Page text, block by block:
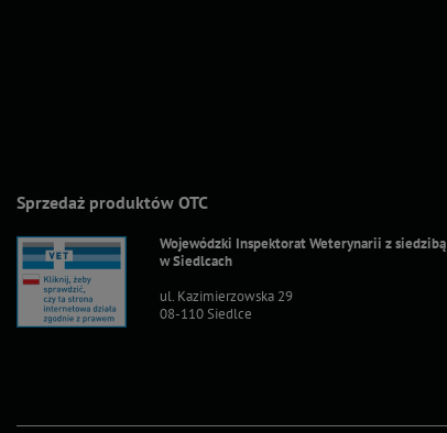
Sprzedaż produktów OTC
Wojewódzki Inspektorat Weterynarii z siedzibą
w Siedlcach
ul. Kazimierzowska 29
08-110 Siedlce